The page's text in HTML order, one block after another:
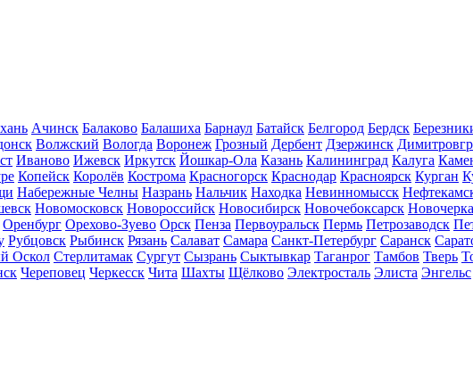
Ачинск Балаково Балашиха Барнаул Батайск Белгород Бердск
Волжский Вологда Воронеж Грозный Дербент Дзержинск
Иваново Ижевск Иркутск Йошкар-Ола Казань Калининград Калуга
Копейск Королёв Кострома Красногорск Краснодар Красноярск Курган
Набережные Челны Назрань Нальчик Находка Невинномысск
Новомосковск Новороссийск Новосибирск Новочебоксарск
Оренбург Орехово-Зуево Орск Пенза Первоуральск Пермь Петрозаводск
Рубцовск Рыбинск Рязань Салават Самара Санкт-Петербург Саранск
Оскол Стерлитамак Сургут Сызрань Сыктывкар Таганрог Тамбов Тверь
Череповец Черкесск Чита Шахты Щёлково Электросталь Элиста Энгельс